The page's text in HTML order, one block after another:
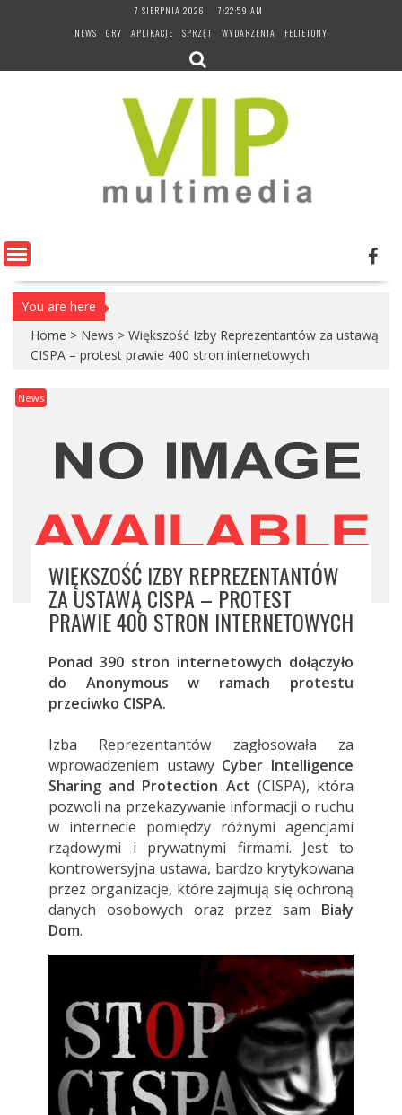
7 SIERPNIA 2026
7:22:59 AM
NEWS
GRY APLIKACJE SPRZĘT WYDARZENIA FELIETONY
You are here
Home > News > Większość Izby Reprezentantów za ustawą
CISPA – protest prawie 400 stron internetowych
News
WIĘKSZOŚĆ IZBY REPREZENTANTÓW
ZA USTAWĄ CISPA – PROTEST
PRAWIE 400 STRON INTERNETOWYCH
Ponad 390 stron internetowych dołączyło
do Anonymous w ramach protestu
przeciwko CISPA.
Izba Reprezentantów zagłosowała za
wprowadzeniem ustawy Cyber Intelligence
Sharing and Protection Act (CISPA), która
pozwoli na przekazywanie informacji o ruchu
w internecie pomiędzy różnymi agencjami
rządowymi i prywatnymi firmami. Jest to
kontrowersyjna ustawa, bardzo krytykowana
przez organizacje, które zajmują się ochroną
danych osobowych oraz przez sam Biały
Dom.